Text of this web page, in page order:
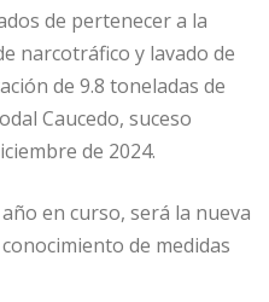
ar
ti
r
de pertenecer a la
narcotráfico y lavado de
de 9.8 toneladas de
Caucedo, suceso
de 2024.
en curso, será la nueva
de medidas